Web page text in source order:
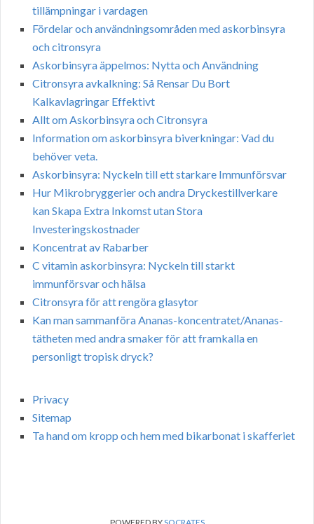
tillämpningar i vardagen
Fördelar och användningsområden med askorbinsyra
och citronsyra
Askorbinsyra äppelmos: Nytta och Användning
Citronsyra avkalkning: Så Rensar Du Bort
Kalkavlagringar Effektivt
Allt om Askorbinsyra och Citronsyra
Information om askorbinsyra biverkningar: Vad du
behöver veta.
Askorbinsyra: Nyckeln till ett starkare Immunförsvar
Hur Mikrobryggerier och andra Dryckestillverkare
kan Skapa Extra Inkomst utan Stora
Investeringskostnader
Koncentrat av Rabarber
C vitamin askorbinsyra: Nyckeln till starkt
immunförsvar och hälsa
Citronsyra för att rengöra glasytor
Kan man sammanföra Ananas-koncentratet/Ananas-
tätheten med andra smaker för att framkalla en
personligt tropisk dryck?
Privacy
Sitemap
Ta hand om kropp och hem med bikarbonat i skafferiet